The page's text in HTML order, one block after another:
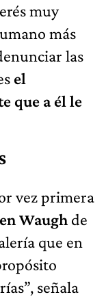
muy
más
las
el
que a él le
vez primera
Waugh de
que en
señala